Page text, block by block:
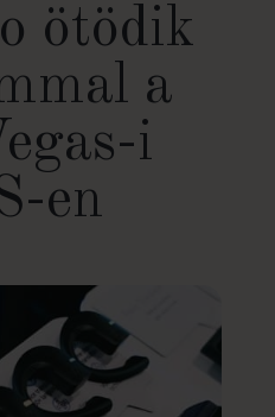
ötödik
a
i
en